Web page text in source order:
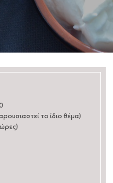
το ίδιο θέμα)